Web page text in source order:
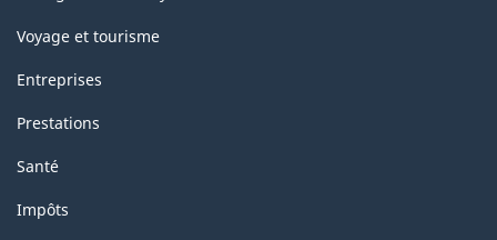
Voyage et tourisme
Entreprises
Prestations
Santé
Impôts